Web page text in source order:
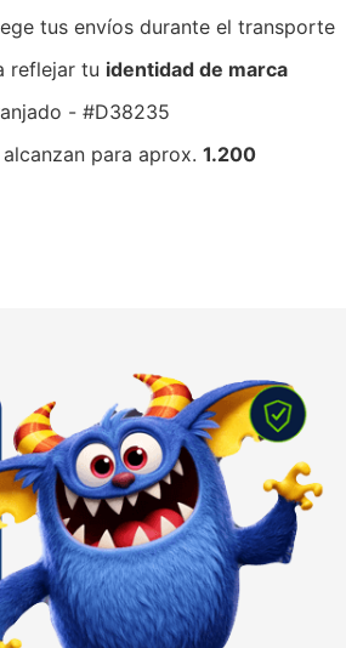
tus envíos durante el transporte
reflejar tu identidad de marca
- #D38235
para aprox. 1.200